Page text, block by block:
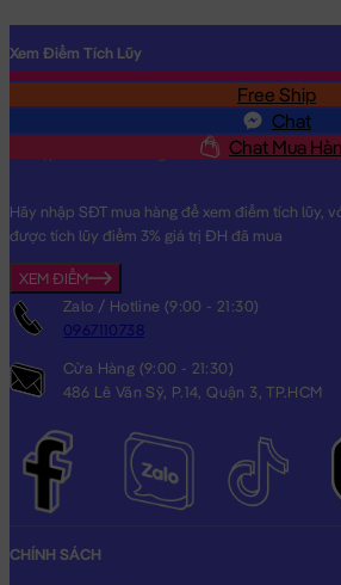
Free Ship
Chat
Chat Mua
Xem Điểm Tích Lũy
Hãy nhập SĐT mua hàng để xem điểm tích lũy,
được tích lũy điểm 3% giá trị ĐH đã mua
XEM ĐIỂM
Zalo / Hotline (9:00 - 21:30)
0967110738
Cửa Hàng (9:00 - 21:30)
486 Lê Văn Sỹ, P.14, Quận 3, TP.HCM
CHÍNH SÁCH